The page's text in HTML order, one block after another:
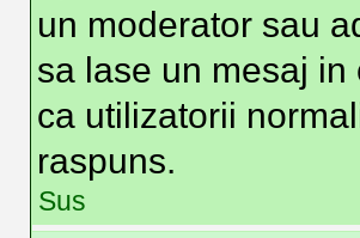
un moderator sau
sa lase un mesaj
ca utilizatorii
raspuns.
Sus